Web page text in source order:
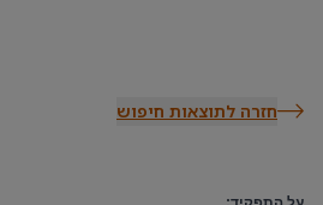
חזרה לתוצאות חיפוש